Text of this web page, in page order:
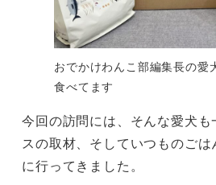
おでかけわんこ部編集長の愛
食べてます
今回の訪問には、そんな愛犬も
スの取材、そしていつものごは
に行ってきました。